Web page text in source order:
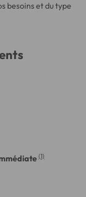
besoins et du type
(1)